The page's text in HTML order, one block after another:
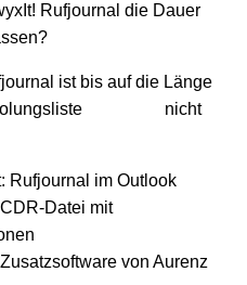
von Umlauten
2004 und SwyxIt!
Version
Rufjournal die Dauer
ist bis auf die Länge
nicht
Rufjournal im Outlook
Datei mit
von Aurenz